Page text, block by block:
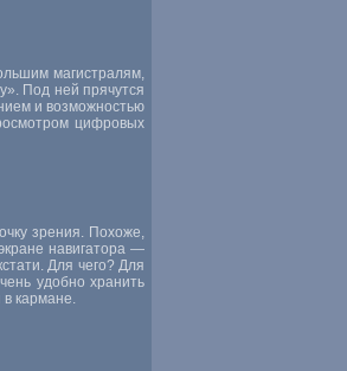
магистралям,
Под ней прячутся
и возможностью
цифровых
зрения. Похоже,
навигатора —
Для чего? Для
удобно хранить
в кармане.